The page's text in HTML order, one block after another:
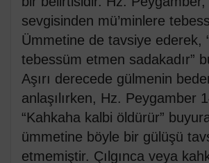
sevgisinden mü’minlere
Ümmetine de tavsiye ederek,
tebessüm etmen sadakadır”
Aşırı derecede gülmenin
anlaşılırken, Hz. Peygamber
“Kahkaha kalbi öldürür”
ümmetine böyle bir gülüşü
etmemiştir. Çılgınca veya